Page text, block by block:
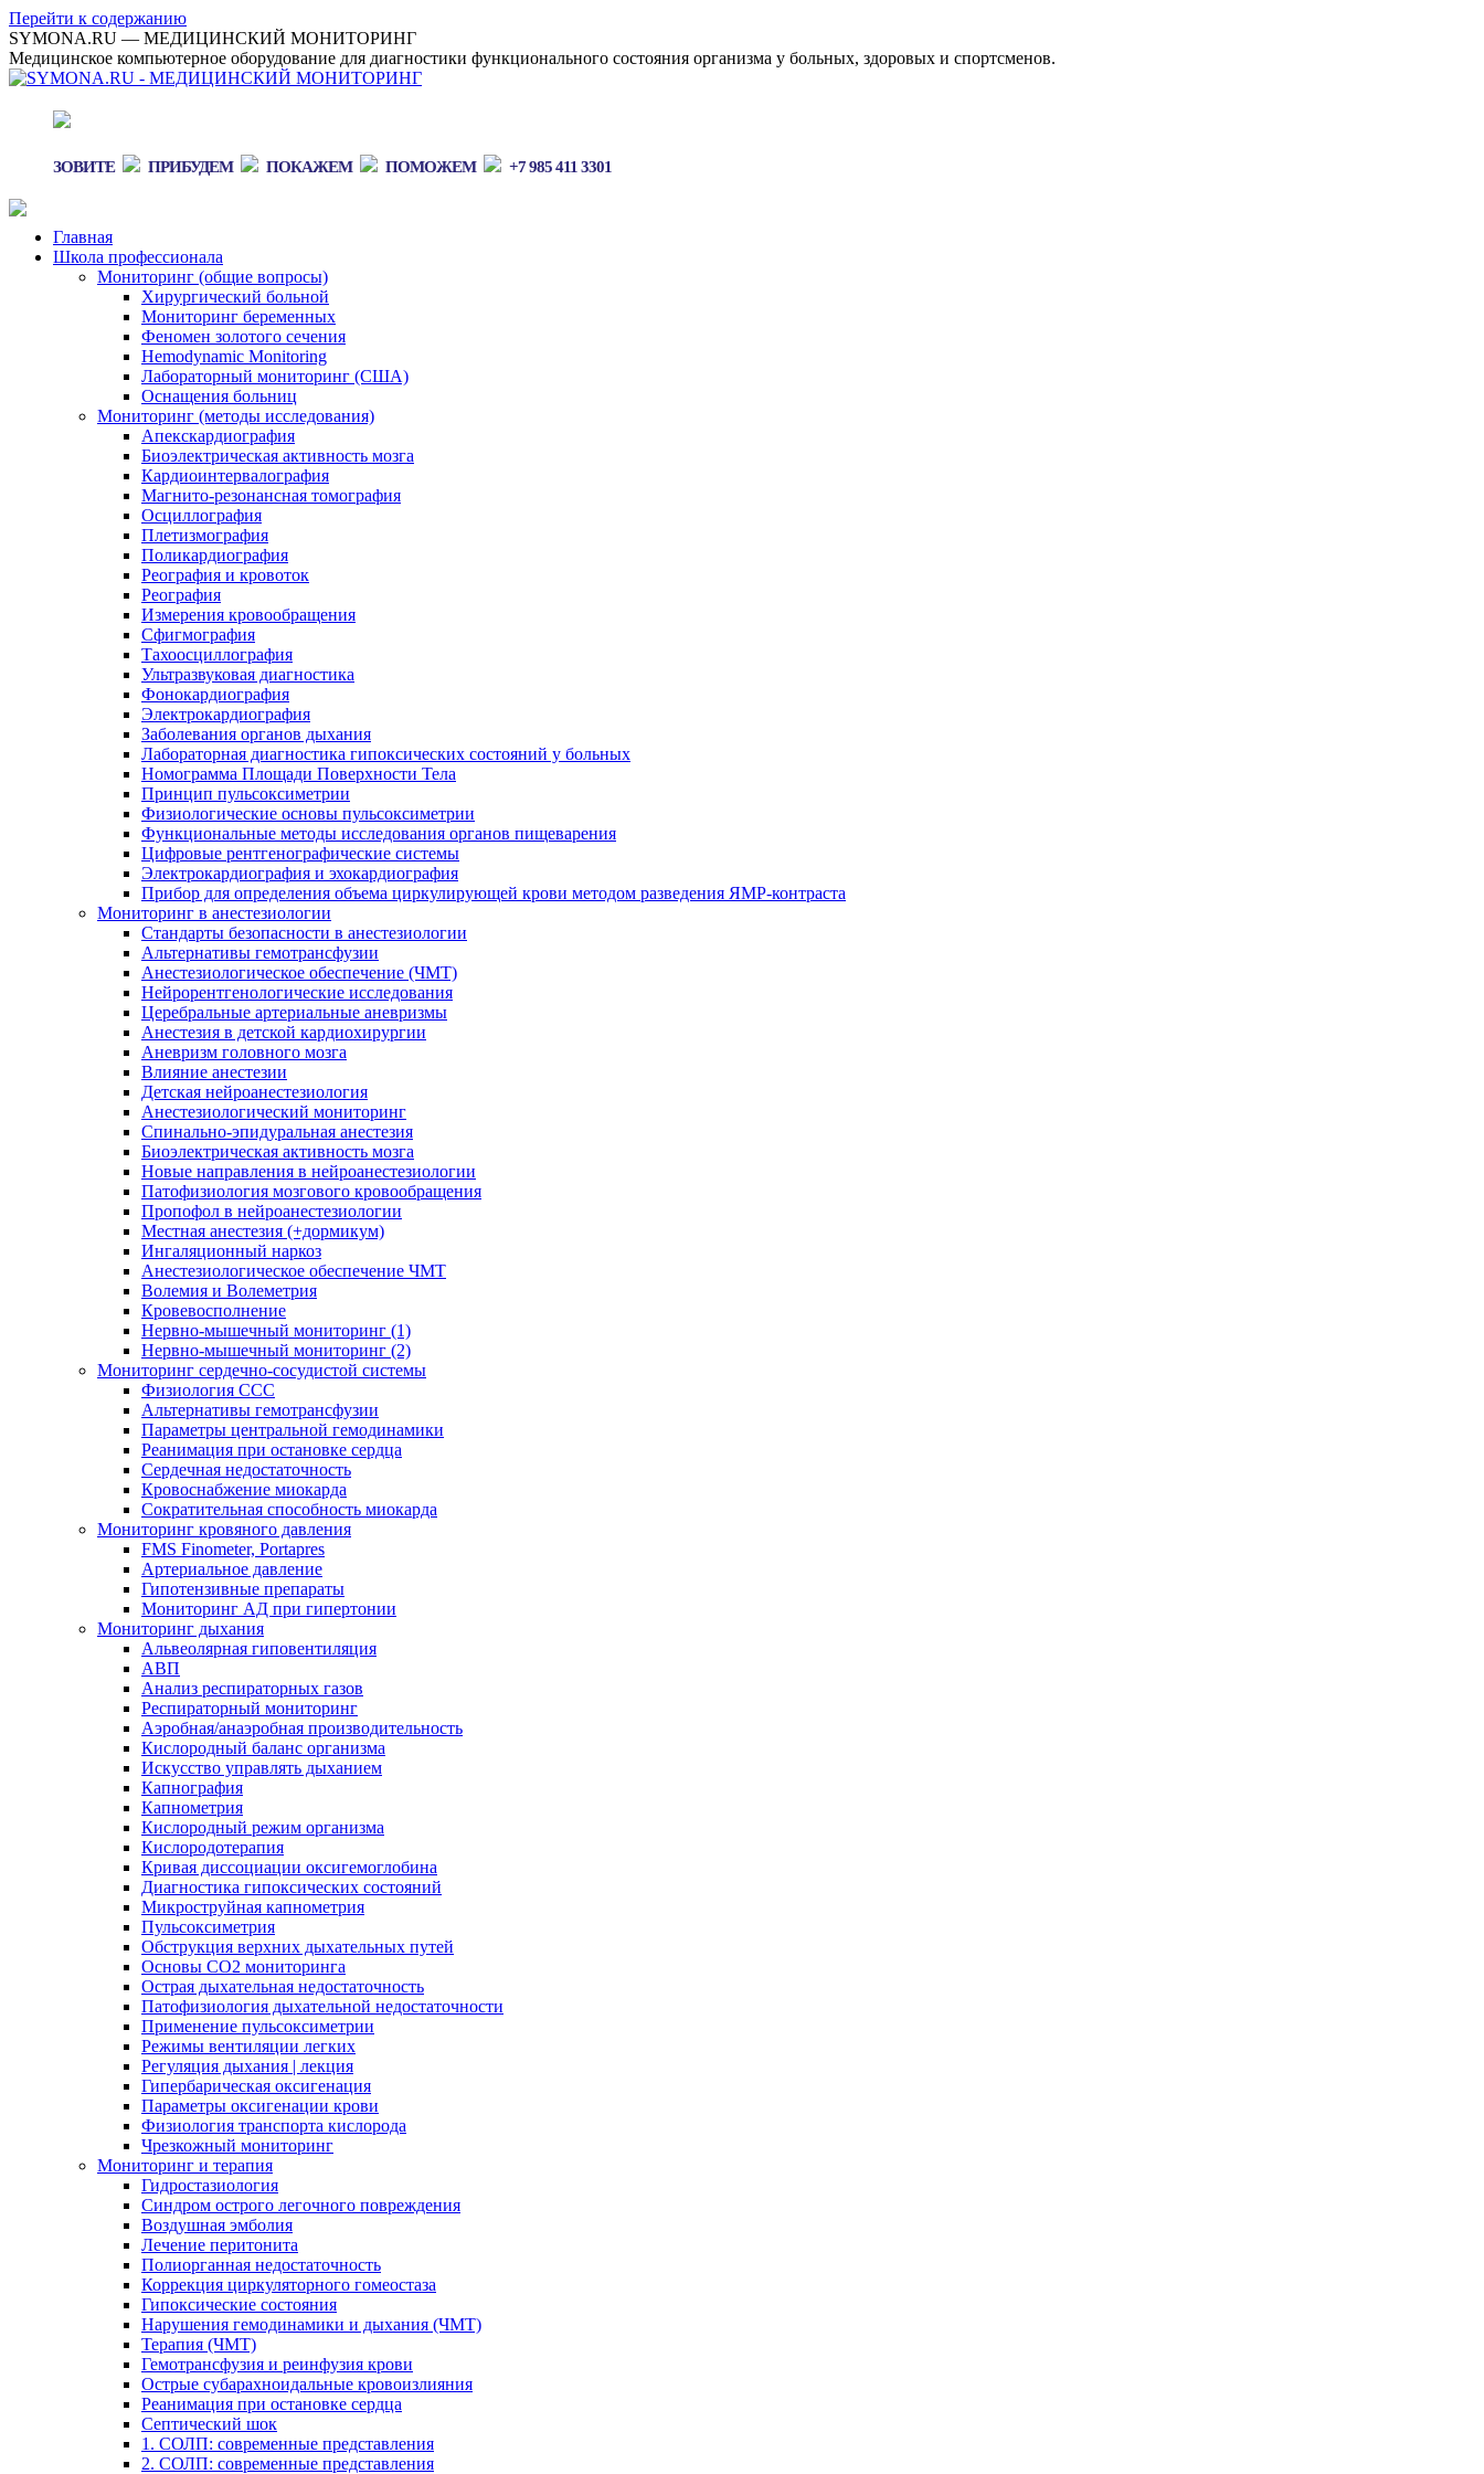
Перейти к содержанию
SYMONA.RU — МЕДИЦИНСКИЙ МОНИТОРИНГ
Медицинское компьютерное оборудование для диагностики функционального состояния организма у больных, здоровых и спортсменов.
ЗОВИТЕ ПРИБУДЕМ ПОКАЖЕМ ПОМОЖЕМ +7 985 411 3301
Главная
Школа профессионала
Мониторинг (общие вопросы)
Хирургический больной
Мониторинг беременных
Феномен золотого сечения
Hemodynamic Monitoring
Лабораторный мониторинг (США)
Оснащения больниц
Мониторинг (методы исследования)
Апекскардиография
Биоэлектрическая активность мозга
Кардиоинтервалография
Магнито-резонансная томография
Осциллография
Плетизмография
Поликардиография
Реография и кровоток
Реография
Измерения кровообращения
Сфигмография
Тахоосциллография
Ультразвуковая диагностика
Фонокардиография
Электрокардиография
Заболевания органов дыхания
Лабораторная диагностика гипоксических состояний у больных
Номограмма Площади Поверхности Тела
Принцип пульсоксиметрии
Физиологические основы пульсоксиметрии
Функциональные методы исследования органов пищеварения
Цифровые рентгенографические системы
Электрокардиография и эхокардиография
Прибор для определения объема циркулирующей крови методом разведения ЯМР-контраста
Мониторинг в анестезиологии
Стандарты безопасности в анестезиологии
Альтернативы гемотрансфузии
Анестезиологическое обеспечение (ЧМТ)
Нейрорентгенологические исследования
Церебральные артериальные аневризмы
Анестезия в детской кардиохирургии
Аневризм головного мозга
Влияние анестезии
Детская нейроанестезиология
Анестезиологический мониторинг
Спинально-эпидуральная анестезия
Биоэлектрическая активность мозга
Новые направления в нейроанестезиологии
Патофизиология мозгового кровообращения
Пропофол в нейроанестезиологии
Местная анестезия (+дормикум)
Ингаляционный наркоз
Анестезиологическое обеспечение ЧМТ
Волемия и Волеметрия
Кровевосполнение
Нервно-мышечный мониторинг (1)
Нервно-мышечный мониторинг (2)
Мониторинг сердечно-сосудистой системы
Физиология ССС
Альтернативы гемотрансфузии
Параметры центральной гемодинамики
Реанимация при остановке сердца
Сердечная недостаточность
Кровоснабжение миокарда
Сократительная способность миокарда
Мониторинг кровяного давления
FMS Finometer, Portapres
Артериальное давление
Гипотензивные препараты
Мониторинг АД при гипертонии
Мониторинг дыхания
Альвеолярная гиповентиляция
АВП
Анализ респираторных газов
Респираторный мониторинг
Аэробная/анаэробная производительность
Кислородный баланс организма
Искусство управлять дыханием
Капнография
Капнометрия
Кислородный режим организма
Кислородотерапия
Кривая диссоциации оксигемоглобина
Диагностика гипоксических состояний
Микроструйная капнометрия
Пульсоксиметрия
Обструкция верхних дыхательных путей
Основы СО2 мониторинга
Острая дыхательная недостаточность
Патофизиология дыхательной недостаточности
Применение пульсоксиметрии
Режимы вентиляции легких
Регуляция дыхания | лекция
Гипербарическая оксигенация
Параметры оксигенации крови
Физиология транспорта кислорода
Чрезкожный мониторинг
Мониторинг и терапия
Гидростазиология
Cиндром острого легочного повреждения
Воздушная эмболия
Лечение перитонита
Полиорганная недостаточность
Коррекция циркуляторного гомеостаза
Гипоксические состояния
Нарушения гемодинамики и дыхания (ЧМТ)
Терапия (ЧМТ)
Гемотрансфузия и реинфузия крови
Острые субарахноидальные кровоизлияния
Реанимация при остановке сердца
Септический шок
1. СОЛП: современные представления
2. СОЛП: современные представления